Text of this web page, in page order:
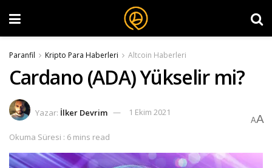
Paranfil Kripto Para Haberleri Altcoin Haberleri
Cardano (ADA) Yükselir mi?
Yazar: İlker Devrim 1 Ekim 2021
Okuma Süresi : 6 mins read
AA